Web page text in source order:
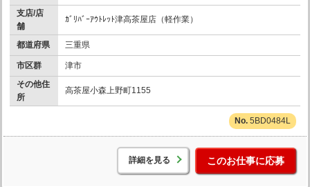
支店/店
舗
ｶﾞﾘﾊﾞｰｱｳﾄﾚｯﾄ津高茶屋店（軽作業）
都道府県 三重県
市区群
津市
その他住
所
高茶屋小森上野町1155
5BD0484L
詳細を見る このお仕事に応募